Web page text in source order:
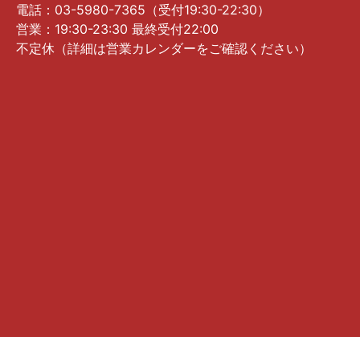
電話：03-5980-7365（受付19:30-22:30）
営業：19:30-23:30 最終受付22:00
不定休（詳細は営業カレンダーをご確認ください）